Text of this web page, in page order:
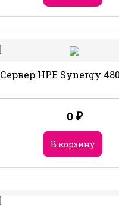
Сервер HPE Synergy 480
0 ₽
В корзину